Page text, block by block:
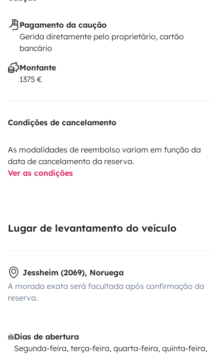
Pagamento da caução
Gerida diretamente pelo proprietário, cartão
bancário
Montante
1375 €
Condições de cancelamento
As modalidades de reembolso variam em função da
data de cancelamento da reserva.
Ver as condições
Lugar de levantamento do veículo
Jessheim (2069), Noruega
A morada exata será facultada após confirmação da
reserva.
Dias de abertura
Segunda-feira, terça-feira, quarta-feira, quinta-feira,